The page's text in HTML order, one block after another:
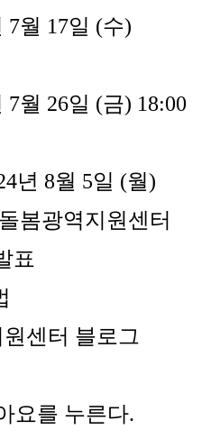
월 17일 (수)
월 26일 (금) 18:00
년 8월 5일 (월)
봄광역지원센터
표
센터 블로그
요를 누른다.